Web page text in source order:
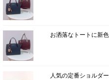
お洒落なトートに新
人気の定番ショルダ